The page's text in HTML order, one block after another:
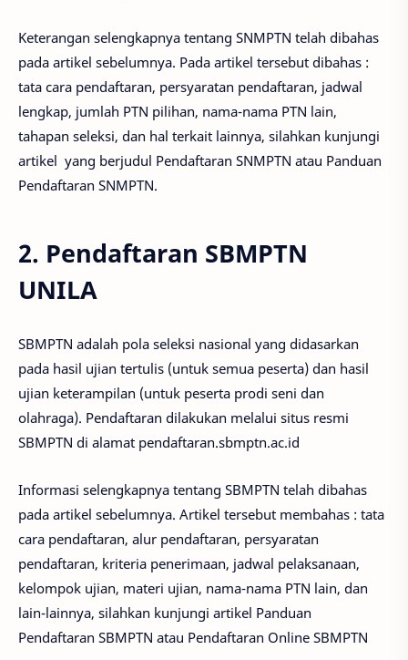
Keterangan selengkapnya tentang SNMPTN telah dibahas
pada artikel sebelumnya. Pada artikel tersebut dibahas :
tata cara pendaftaran, persyaratan pendaftaran, jadwal
lengkap, jumlah PTN pilihan, nama-nama PTN lain,
tahapan seleksi, dan hal terkait lainnya, silahkan kunjungi
artikel yang berjudul Pendaftaran SNMPTN atau Panduan
Pendaftaran SNMPTN.
2. Pendaftaran SBMPTN
UNILA
SBMPTN adalah pola seleksi nasional yang didasarkan
pada hasil ujian tertulis (untuk semua peserta) dan hasil
ujian keterampilan (untuk peserta prodi seni dan
olahraga). Pendaftaran dilakukan melalui situs resmi
SBMPTN di alamat pendaftaran.sbmptn.ac.id
Informasi selengkapnya tentang SBMPTN telah dibahas
pada artikel sebelumnya. Artikel tersebut membahas : tata
cara pendaftaran, alur pendaftaran, persyaratan
pendaftaran, kriteria penerimaan, jadwal pelaksanaan,
kelompok ujian, materi ujian, nama-nama PTN lain, dan
lain-lainnya, silahkan kunjungi artikel Panduan
Pendaftaran SBMPTN atau Pendaftaran Online SBMPTN